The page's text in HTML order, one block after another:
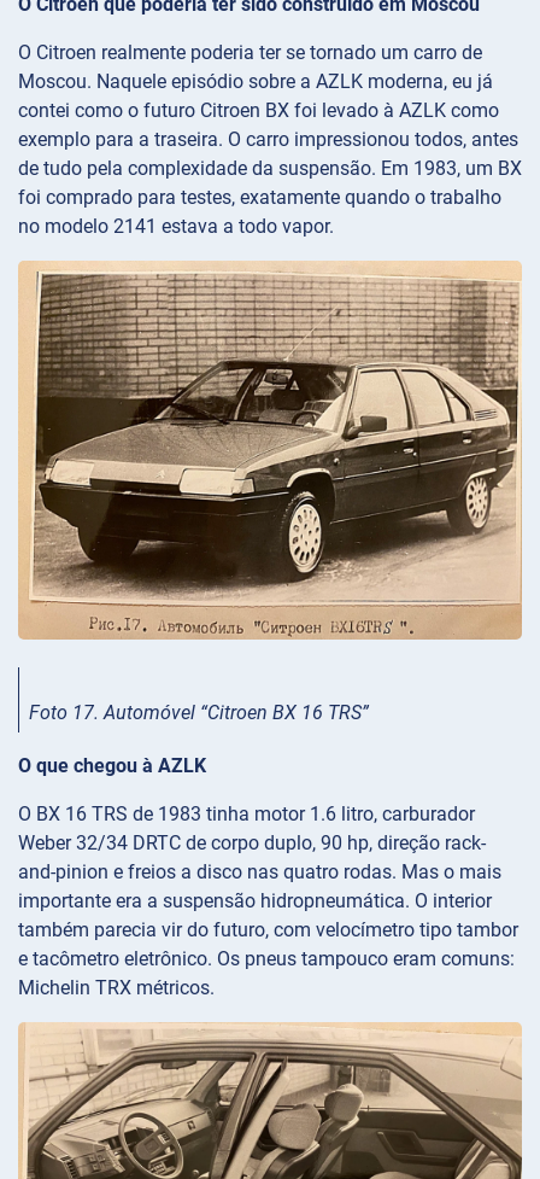
O Citroen realmente poderia ter se tornado um carro de
Moscou. Naquele episódio sobre a AZLK moderna, eu já
contei como o futuro Citroen BX foi levado à AZLK como
exemplo para a traseira. O carro impressionou todos, antes
de tudo pela complexidade da suspensão. Em 1983, um BX
foi comprado para testes, exatamente quando o trabalho
no modelo 2141 estava a todo vapor.
Foto 17. Automóvel “Citroen BX 16 TRS”
O que chegou à AZLK
O BX 16 TRS de 1983 tinha motor 1.6 litro, carburador
Weber 32/34 DRTC de corpo duplo, 90 hp, direção rack-
and-pinion e freios a disco nas quatro rodas. Mas o mais
importante era a suspensão hidropneumática. O interior
também parecia vir do futuro, com velocímetro tipo tambor
e tacômetro eletrônico. Os pneus tampouco eram comuns:
Michelin TRX métricos.